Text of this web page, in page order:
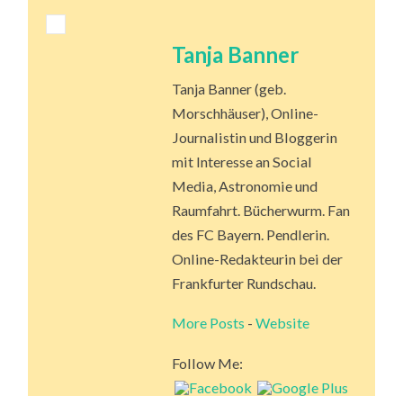
Tanja Banner
Tanja Banner (geb.
Morschhäuser), Online-
Journalistin und Bloggerin
mit Interesse an Social
Media, Astronomie und
Raumfahrt. Bücherwurm. Fan
des FC Bayern. Pendlerin.
Online-Redakteurin bei der
Frankfurter Rundschau.
More Posts -Website
Follow Me: